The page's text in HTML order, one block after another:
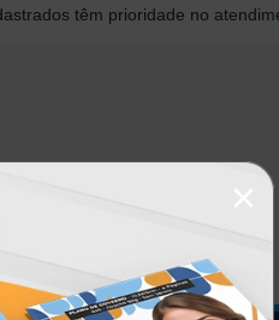
têm prioridade no